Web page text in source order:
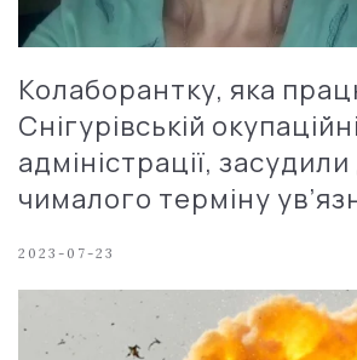
Колаборантку, яка
Снігурівській
адміністрації,
чималого терміну
2023-07-23